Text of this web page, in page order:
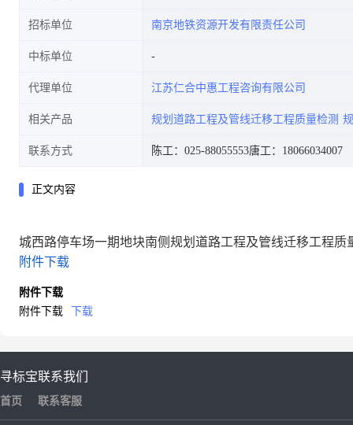
招标单位 南京地铁资源开发有限责任公司
中标单位
代理单位 江苏仁合中惠工程咨询有限公司
相关产品 规划道路工程及管线迁移工程质量检测
联系方式 陈工：025-88055553唐工：18066034007
正文内容
城西路停车场一期地块南侧规划道路工程及管线迁移工程质
附件下载
附件下载
附件下载
下载
寻标宝
首页
联系我们
联系客服